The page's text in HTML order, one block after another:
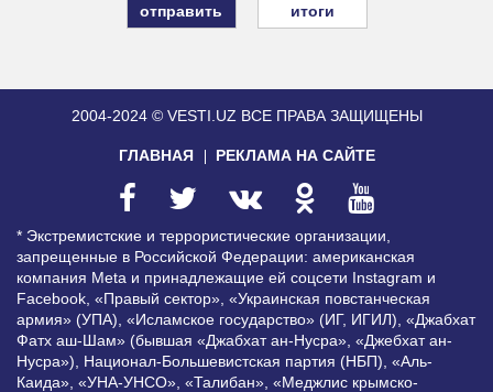
итоги
2004-2024 © VESTI.UZ ВСЕ ПРАВА ЗАЩИЩЕНЫ
ГЛАВНАЯ РЕКЛАМА НА САЙТЕ
* Экстремистские и террористические организации,
запрещенные в Российской Федерации: американская
компания Meta и принадлежащие ей соцсети Instagram и
Facebook, «Правый сектор», «Украинская повстанческая
армия» (УПА), «Исламское государство» (ИГ, ИГИЛ), «Джабхат
Фатх аш-Шам» (бывшая «Джабхат ан-Нусра», «Джебхат ан-
Нусра»), Национал-Большевистская партия (НБП), «Аль-
Каида», «УНА-УНСО», «Талибан», «Меджлис крымско-